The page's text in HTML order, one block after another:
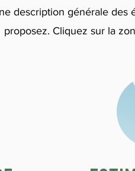
description générale des
proposez. Cliquez sur la